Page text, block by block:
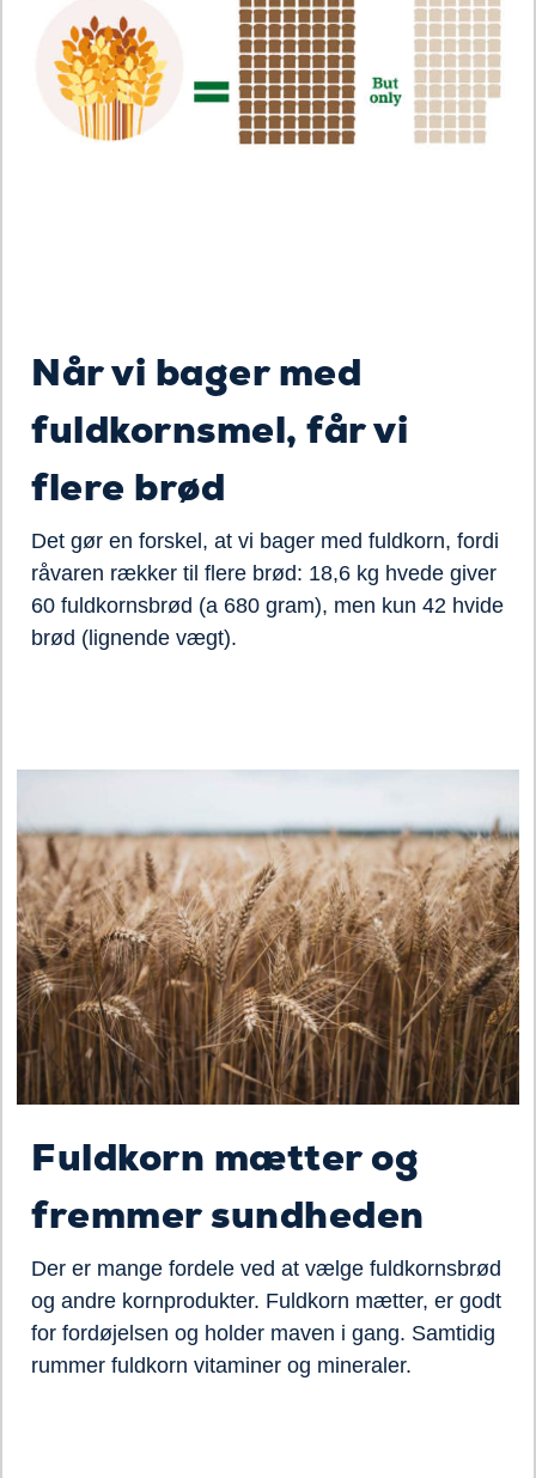
Når vi bager med
fuldkornsmel, får vi
flere brød
Det gør en forskel, at vi bager med fuldkorn, fordi
råvaren rækker til flere brød: 18,6 kg hvede giver
60 fuldkornsbrød (a 680 gram), men kun 42 hvide
brød (lignende vægt).
Fuldkorn mætter og
fremmer sundheden
Der er mange fordele ved at vælge fuldkornsbrød
og andre kornprodukter. Fuldkorn mætter, er godt
for fordøjelsen og holder maven i gang. Samtidig
rummer fuldkorn vitaminer og mineraler.